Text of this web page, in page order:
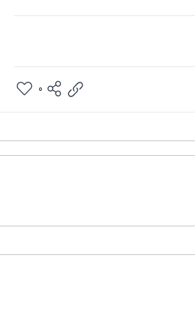
واتساپ
فیسبوک
0